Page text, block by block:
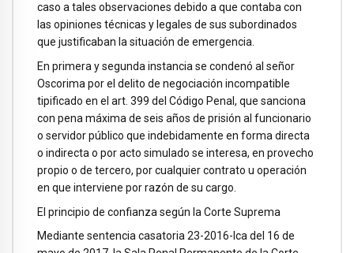
caso a tales observaciones debido a que contaba con
las opiniones técnicas y legales de sus subordinados
que justificaban la situación de emergencia.
En primera y segunda instancia se condenó al señor
Oscorima por el delito de negociación incompatible
tipificado en el art. 399 del Código Penal, que sanciona
con pena máxima de seis años de prisión al funcionario
o servidor público que indebidamente en forma directa
o indirecta o por acto simulado se interesa, en provecho
propio o de tercero, por cualquier contrato u operación
en que interviene por razón de su cargo.
El principio de confianza según la Corte Suprema
Mediante sentencia casatoria 23-2016-Ica del 16 de